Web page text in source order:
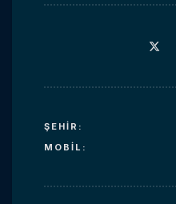
ŞEHIR:
MOBIL: